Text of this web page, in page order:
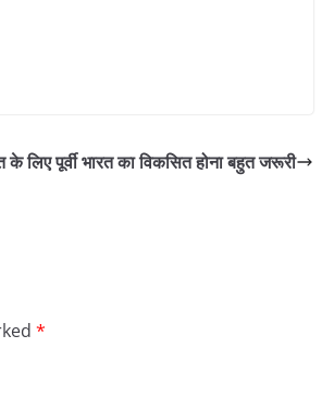
के लिए पूर्वी भारत का विकसित होना बहुत जरूरी
*